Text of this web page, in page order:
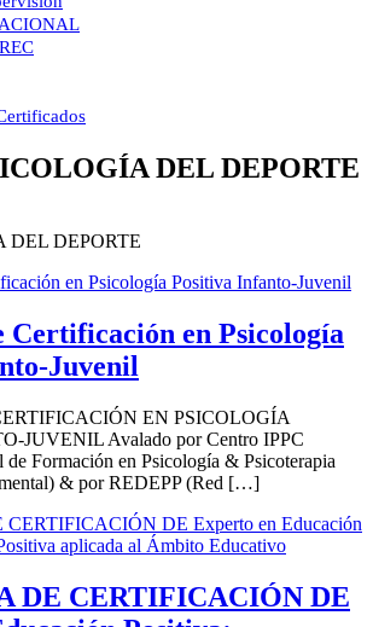
DEL DEPORTE
DEL DEPORTE
Certificación en Psicología
Juvenil
EN PSICOLOGÍA
JUVENIL Avalado por Centro IPPC
Formación en Psicología & Psicoterapia
& por REDEPP (Red […]
DE CERTIFICACIÓN DE